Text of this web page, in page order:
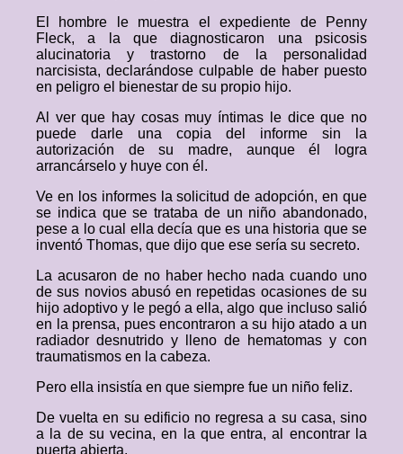
El hombre le muestra el expediente de Penny
Fleck, a la que diagnosticaron una psicosis
alucinatoria y trastorno de la personalidad
narcisista, declarándose culpable de haber puesto
en peligro el bienestar de su propio hijo.
Al ver que hay cosas muy íntimas le dice que no
puede darle una copia del informe sin la
autorización de su madre, aunque él logra
arrancárselo y huye con él.
Ve en los informes la solicitud de adopción, en que
se indica que se trataba de un niño abandonado,
pese a lo cual ella decía que es una historia que se
inventó Thomas, que dijo que ese sería su secreto.
La acusaron de no haber hecho nada cuando uno
de sus novios abusó en repetidas ocasiones de su
hijo adoptivo y le pegó a ella, algo que incluso salió
en la prensa, pues encontraron a su hijo atado a un
radiador desnutrido y lleno de hematomas y con
traumatismos en la cabeza.
Pero ella insistía en que siempre fue un niño feliz.
De vuelta en su edificio no regresa a su casa, sino
a la de su vecina, en la que entra, al encontrar la
puerta abierta.